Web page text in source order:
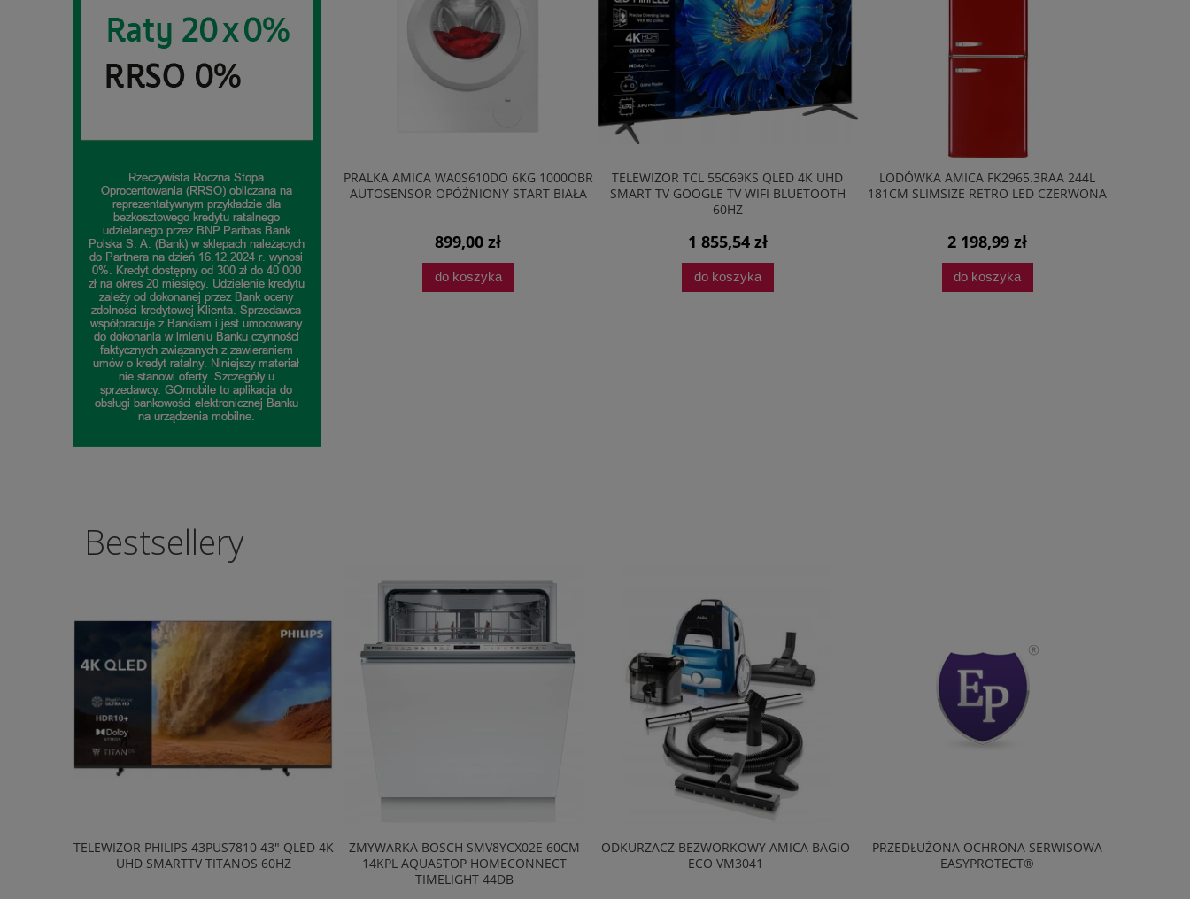
TELEWIZOR TCL 40S5L QLED FULL HD
SMART TV ANDROID WIFI BLUETOOTH
CZARNY
1 065,54 zł
do koszyka
PRALKA AMICA WA0S610DO 6KG 1000OBR
AUTOSENSOR OPÓŹNIONY START BIAŁA
899,00 zł
do koszyka
TELEWIZOR TCL 55C69KS QLED 4K UHD
SMART TV GOOGLE TV WIFI BLUETOOTH
1 855,54 zł
do koszyka
LODÓWKA AMICA FK2965.3RAA 244L
181CM SLIMSIZE RETRO LED CZERWONA
2 198,99 zł
do koszyka
BK2665.4I(E)
Bestsellery
TELEWIZOR PHILIPS 43PUS7810 43" QLED 4K
UHD SMARTTV TITANOS 60HZ
ZMYWARKA BOSCH SMV8YCX02E 60CM
14KPL AQUASTOP HOMECONNECT
TIMELIGHT 44DB
ODKURZACZ BEZWORKOWY AMICA BAGIO
ECO VM3041
PRZEDŁUŻONA OCHRONA SERWISOWA
EASYPROTECT®